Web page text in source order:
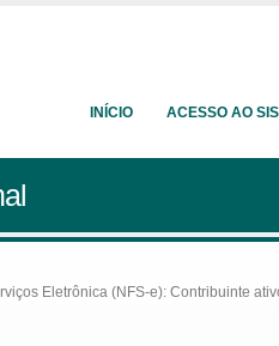
INÍCIO ACESSO AO
Eletrônica (NFS-e): Contribuinte